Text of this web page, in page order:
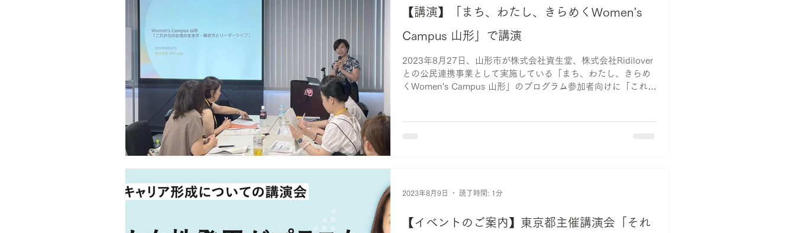
【講演】「まち、わたし、きらめくWomen's
Campus 山形」で講演
2023年8月27日、山形市が株式会社資生堂、株式会社Ridilover
との公民連携事業として実施している「まち、わたし、きらめ
くWomen's Campus 山形」のプログラム参加者向けに「これか
【イベントのご案内】東京都主催講演会「それ
2023年8月9日 読了時間: 1分